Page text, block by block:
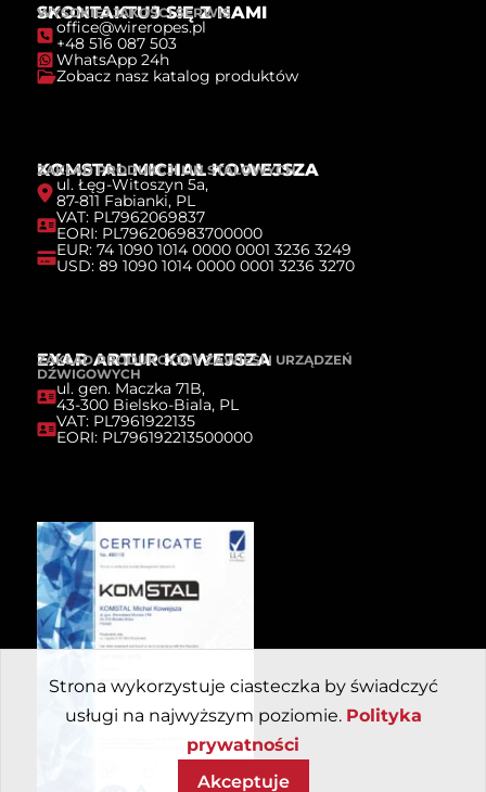
Strona wykorzystuje ciasteczka by świadczyć
usługi na najwyższym poziomie. Polityka
prywatności
Akceptuje
SKONTAKTUJ SIĘ Z NAMI
WYSOKIEJ JAKOŚCI SERWIS
office@wireropes.pl
+48 516 087 503
WhatsApp 24h
Zobacz nasz katalog produktów
KOMSTAL MICHAŁ KOWEJSZA
ZAKŁAD PRODUKCJI LIN STALOWYCH
ul. Łęg-Witoszyn 5a,
87-811 Fabianki, PL
VAT: PL7962069837
EORI: PL796206983700000
EUR: 74 1090 1014 0000 0001 3236 3249
USD: 89 1090 1014 0000 0001 3236 3270
EXAR ARTUR KOWEJSZA
ZAKŁAD PRODUKCYJNY ZAWIESI I URZĄDZEŃ
DŹWIGOWYCH
ul. gen. Maczka 71B,
43-300 Bielsko-Biala, PL
VAT: PL7961922135
EORI: PL796192213500000